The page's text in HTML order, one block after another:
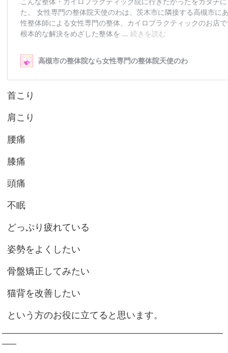
首こり
肩こり
腰痛
膝痛
頭痛
不眠
どっぷり疲れている
姿勢をよくしたい
骨盤矯正してみたい
猫背を改善したい
という方のお役に立てると思います。
━━━━━━━━━━━━━━━━━━━━━━━━━━━━━━━
━━